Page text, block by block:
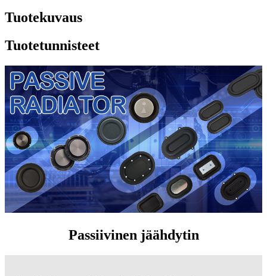
Tuotekuvaus
Tuotetunnisteet
Passiivinen jäähdytin